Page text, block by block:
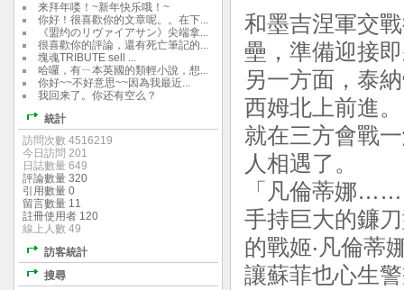
和墨吉涅軍交
壘，準備迎接
另一方面，泰
西姆北上前進。
就在三方會戰
人相遇了。
「凡倫蒂娜
手持巨大的鐮
的戰姬‧凡倫蒂
讓蘇菲也心生
来拜年喽！~新年快乐哦！~
你好！很喜歡你的文章呢。。在下...
《盟约のリヴァイアサン》尖端拿...
很喜歡你的評論，還有死亡筆記的...
塊魂TRIBUTE sell ...
哈囉，有ㄧ本英國的類輕小說，想...
你好~~不好意思~~因為我最近...
我回来了。你还有空么？
統計
訪問次數 4516219
今日訪問 201
日誌數量 649
評論數量 320
引用數量 0
留言數量 11
註冊使用者 120
線上人數 49
訪客統計
搜尋